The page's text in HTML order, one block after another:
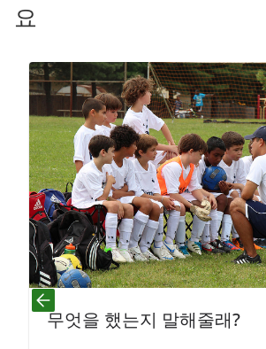
요
무엇을 했는지 말해줄래?